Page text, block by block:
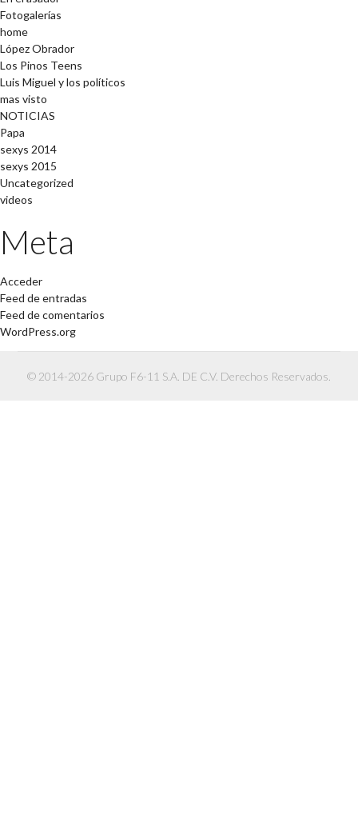
Fotogalerías
home
López Obrador
Los Pinos Teens
Luis Miguel y los políticos
mas visto
NOTICIAS
Papa
sexys 2014
sexys 2015
Uncategorized
videos
Meta
Acceder
Feed de entradas
Feed de comentarios
WordPress.org
© 2014-2026 Grupo F6-11 S.A. DE C.V. Derechos Reservados.